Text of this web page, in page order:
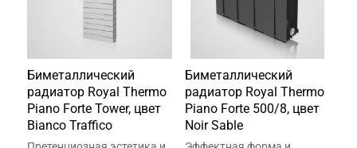
Биметаллический
радиатор Royal Thermo
Piano Forte Tower, цвет
Bianco Traffico
Биметаллический
радиатор Royal Thermo
Piano Forte 500/8, цвет
Noir Sable